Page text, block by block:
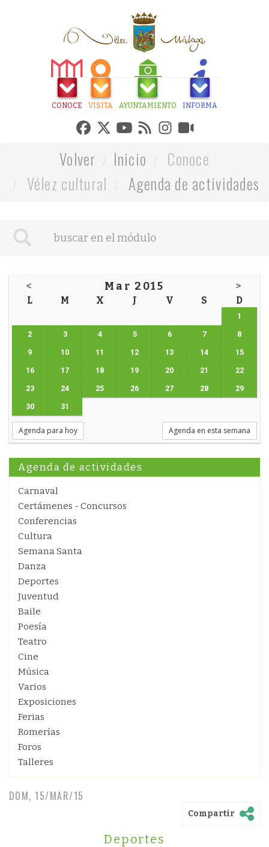
CONOCE VISITA AYUNTAMIENTO INFORMA
Volver Inicio
Conoce
Vélez cultural
Agenda de actividades
< Mar 2015 >
L M X J V S D
1
2 3 4 5 6 7 8
9 10 11 12 13 14 15
16 17 18 19 20 21 22
23 24 25 26 27 28 29
30 31
Agenda para hoy Agenda en esta semana
Agenda de actividades
Carnaval
Certámenes - Concursos
Conferencias
Cultura
Semana Santa
Danza
Deportes
Juventud
Baile
Poesía
Teatro
Cine
Música
Varios
Exposiciones
Ferias
Romerías
Foros
Talleres
DOM, 15/MAR/15
Compartir
Deportes